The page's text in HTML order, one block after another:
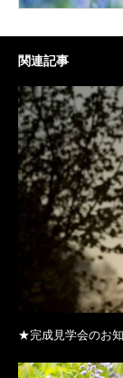
関連記事
★完成見学会のお